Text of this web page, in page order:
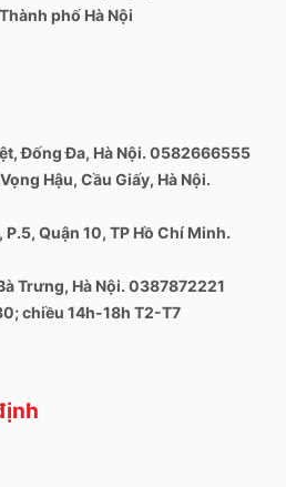
phố Hà Nội
Đống Đa, Hà Nội. 0582666555
Hậu, Cầu Giấy, Hà Nội.
Quận 10, TP Hồ Chí Minh.
Trưng, Hà Nội. 0387872221
chiều 14h-18h T2-T7